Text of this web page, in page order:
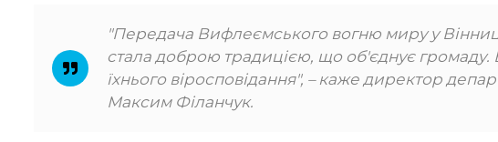
"Передача Вифлеємського вогню миру у
стала доброю традицією, що об'єднує
їхнього віросповідання", – каже директор
Максим Філанчук.